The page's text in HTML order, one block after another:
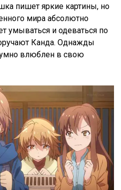
пишет яркие картины, но
мира абсолютно
умываться и одеваться по
Канда. Однажды
влюблен в свою